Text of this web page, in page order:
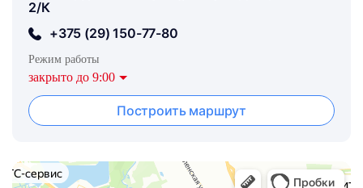
2/К
+375 (29) 150-77-80
Режим работы
закрыто до 9:00
Построить маршрут